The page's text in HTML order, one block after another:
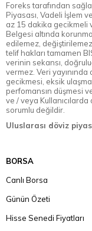
Foreks tarafından
Piyasası, Vadeli İşlem
az 15 dakika gecikmeli
Belgesi altında
edilemez,
telif hakları tamamen
verinin sekansı,
vermez. Veri
gecikmesi, eksik
perfomansın düşmesi
ve / veya
sorumlu değildir.
Uluslarası döviz
BORSA
Canlı Borsa
Günün Özeti
Hisse Senedi Fiyatları